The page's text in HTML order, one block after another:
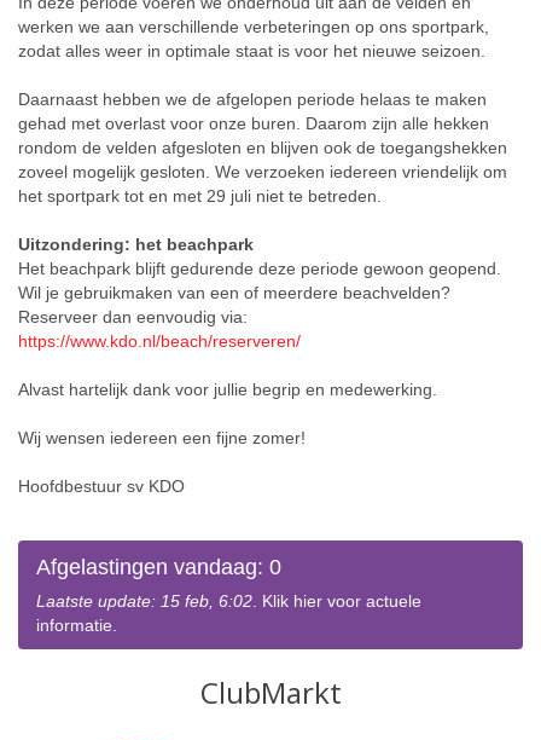
werken we aan verschillende verbeteringen op ons sportpark,
zodat alles weer in optimale staat is voor het nieuwe seizoen.
Daarnaast hebben we de afgelopen periode helaas te maken
gehad met overlast voor onze buren. Daarom zijn alle hekken
rondom de velden afgesloten en blijven ook de toegangshekken
zoveel mogelijk gesloten. We verzoeken iedereen vriendelijk om
het sportpark tot en met 29 juli niet te betreden.
Uitzondering: het beachpark
Het beachpark blijft gedurende deze periode gewoon geopend.
Wil je gebruikmaken van een of meerdere beachvelden?
Reserveer dan eenvoudig via:
https://www.kdo.nl/beach/reserveren/
Alvast hartelijk dank voor jullie begrip en medewerking.
Wij wensen iedereen een fijne zomer!
Hoofdbestuur sv KDO
Afgelastingen vandaag: 0
Laatste update: 15 feb, 6:02. Klik hier voor actuele
informatie.